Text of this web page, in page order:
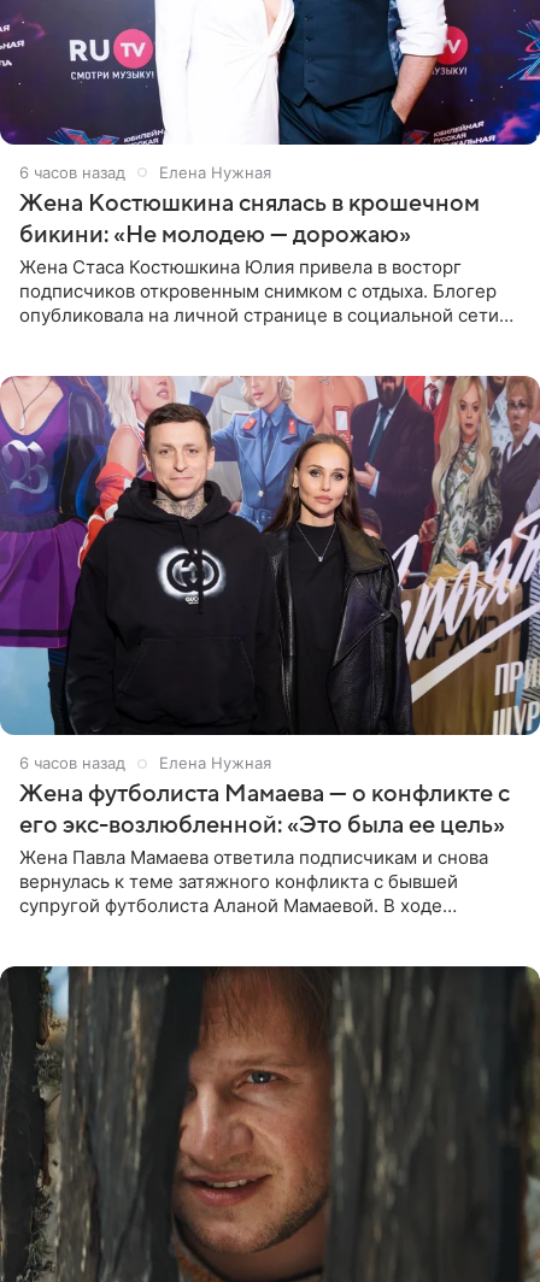
6 часов назад Елена Нужная
Жена Костюшкина снялась в крошечном
бикини: «Не молодею — дорожаю»
Жена Стаса Костюшкина Юлия привела в восторг
подписчиков откровенным снимком с отдыха. Блогер
опубликовала на личной странице в социальной сети
6 часов назад Елена Нужная
Жена футболиста Мамаева — о конфликте с
его экс-возлюбленной: «Это была ее цель»
Жена Павла Мамаева ответила подписчикам и снова
вернулась к теме затяжного конфликта с бывшей
супругой футболиста Аланой Мамаевой. В ходе